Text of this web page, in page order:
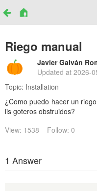
Riego manual
Javier Galván
Updated at2026-
Topic: Installation
¿Como puedo hacer un
lis goteros obstruidos?
View: 1538
Follow: 0
1 Answer